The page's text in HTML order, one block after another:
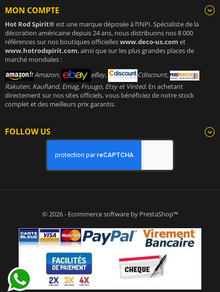
MON COMPTE
Hot Rod Spirit®est une marque déposée à l’INPI. Spécialiste de la
décoration américaine depuis 24 ans, nous distribuons nos 8 000
références sur nos boutiques officielleswww.deco-us.com et
www.hotrodspirit.com, ainsi que sur les plus grandes places de
marché mondiales :
Amazon,
eBay,
Cdiscount,
Rakuten, Kaufland, Emag, Fruugo, Etsy et Vinted. En achetant
directement sur nos sites officiels, vous bénéficiez de notre stock
complet et des meilleurs prix garantis.
FOLLOW US
© 2026 - Ecommerce software by PrestaShop™